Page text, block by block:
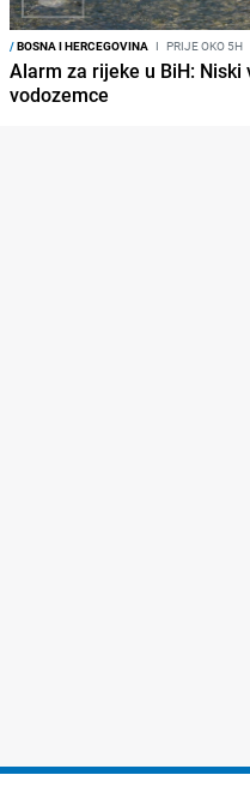
/BOSNA I HERCEGOVINA I PRIJE OKO 5H
Alarm za rijeke u BiH:
vodozemce